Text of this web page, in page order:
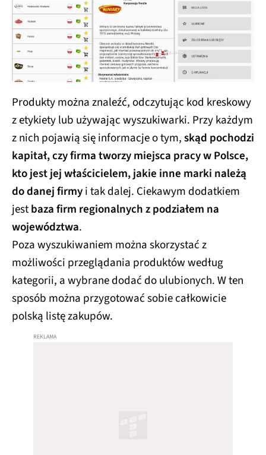
Produkty można znaleźć, odczytując kod kreskowy
z etykiety lub używając wyszukiwarki. Przy każdym
z nich pojawią się informacje o tym,skąd pochodzi
kapitał, czy firma tworzy miejsca pracy w Polsce,
kto jest jej właścicielem, jakie inne marki należą
do danej firmyi tak dalej. Ciekawym dodatkiem
jestbaza firm regionalnych z podziałem na
województwa.
Poza wyszukiwaniem można skorzystać z
możliwości przeglądania produktów według
kategorii, a wybrane dodać do ulubionych. W ten
sposób można przygotować sobie całkowicie
polską listę zakupów.